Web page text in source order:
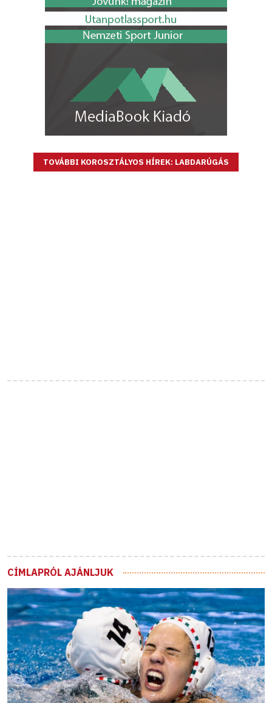
TOVÁBBI KOROSZTÁLYOS HÍREK: LABDARÚGÁS
CÍMLAPRÓL AJÁNLJUK